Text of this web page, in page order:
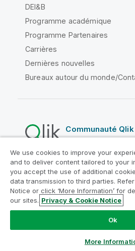
DEI&B
Programme académique
Programme Partenaires
Carrières
Dernières nouvelles
Bureaux autour du monde/
Communauté Qlik
Contrats juridiques
Conditions d'utilisation des produits
Legal Policies
Conditions
Conditions d'utilisation
Do Not Share My Info
Copyright © 1993-2026 QlikTech
We use cookies to improve your
and to deliver content tailored to your
you accept the use of additional
data transmission to third parties.
Notice or click ‘More Information’ for
our sites. Privacy & Cookie Notice
Ok
More